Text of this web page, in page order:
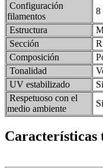
Configuración
filamentos
8
Estructura
Sección
Composición
Tonalidad
UV estabilizado
Si
Respetuoso con el
medio ambiente
Características